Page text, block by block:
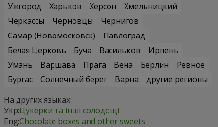
Ужгород
Харьков Херсон
Хмельницкий
Черкассы
Черновцы
Чернигов
Самар (Новомосковск)
Павлоград
Белая Церковь
Буча Васильков
Ирпень
Умань
Варшава Прага Вена Берлин
Ревное
Бургас
Солнечный берег Варна
другие регионы
На других языках:
Укр:Цукерки та інші солодощі
Eng:Chocolate boxes and other sweets